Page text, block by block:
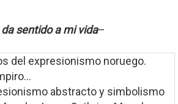
sentido a mi vida–
del expresionismo noruego.
abstracto y simbolismo